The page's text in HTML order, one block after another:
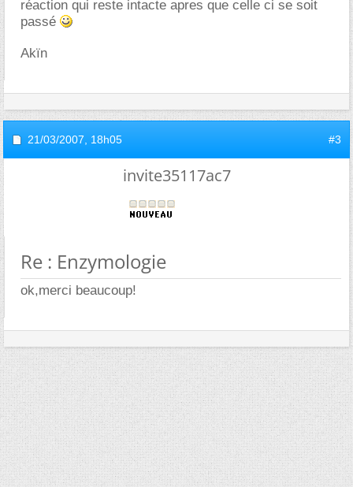
réaction qui reste intacte apres que celle ci se soit
passé
Akïn
21/03/2007, 18h05 #3
invite35117ac7
Re : Enzymologie
ok,merci beaucoup!